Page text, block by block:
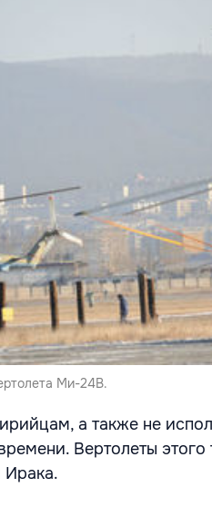
Ми-24В.
а также не
Вертолеты
Ирака.